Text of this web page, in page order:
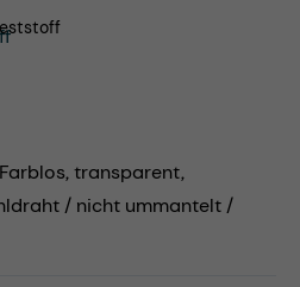
transparent,
/ nicht ummantelt /